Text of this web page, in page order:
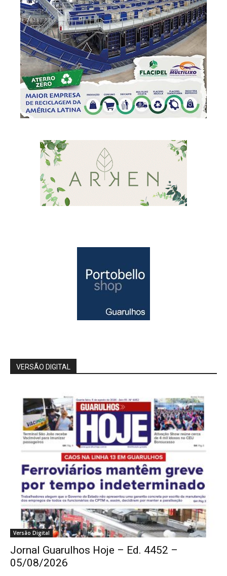
VERSÃO DIGITAL
Versão Digital
Jornal Guarulhos Hoje – Ed. 4452 –
05/08/2026